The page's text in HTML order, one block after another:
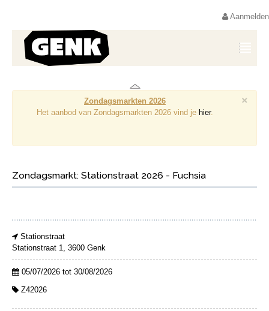
Aanmelden
×
Zondagsmarkten 2026
Het aanbod van Zondagsmarkten 2026 vind je hier.
Zondagsmarkt: Stationstraat 2026 - Fuchsia
Stationstraat
Stationstraat 1, 3600 Genk
05/07/2026 tot 30/08/2026
Z42026